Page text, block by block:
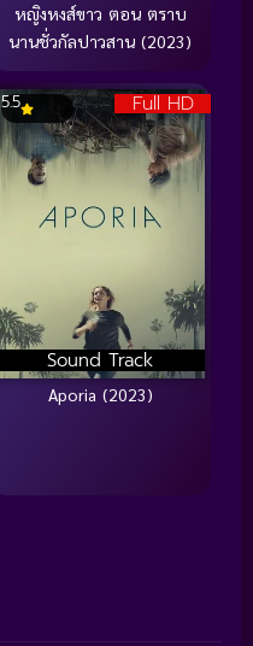
หญิงหงส์ขาว ตอน ตราบ
นานชั่วกัลปาวสาน (2023)
Full HD
Sound Track
5.5
Aporia (2023)